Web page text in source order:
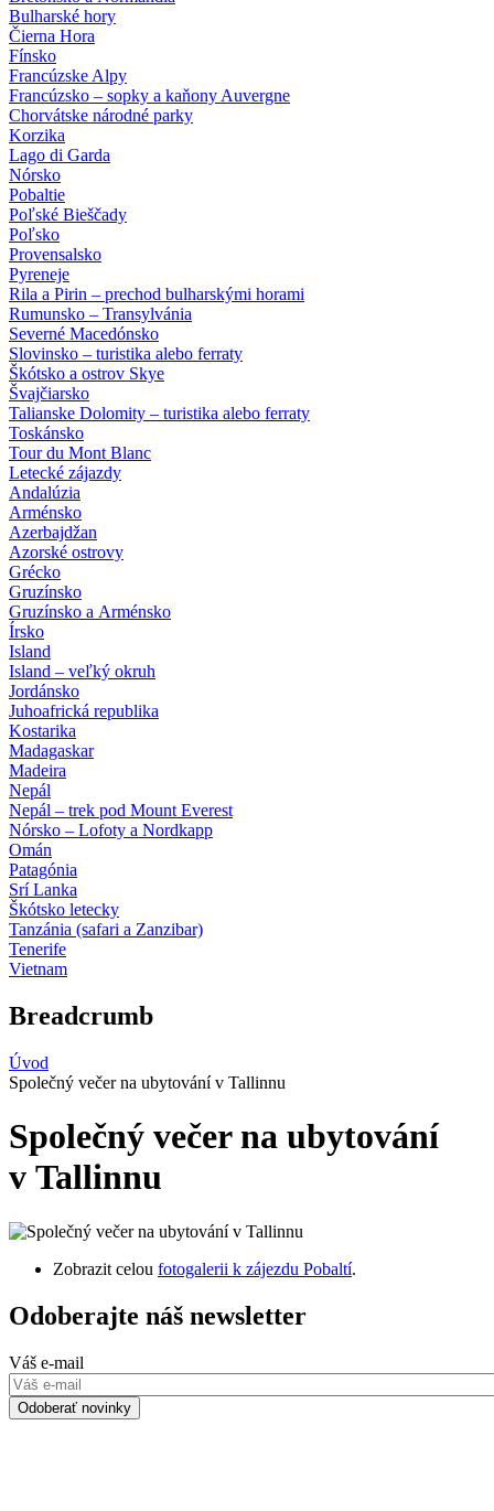
Bulharské hory
Čierna Hora
Fínsko
Francúzske Alpy
Francúzsko – sopky a kaňony Auvergne
Chorvátske národné parky
Korzika
Lago di Garda
Nórsko
Pobaltie
Poľské Bieščady
Poľsko
Provensalsko
Pyreneje
Rila a Pirin – prechod bulharskými horami
Rumunsko – Transylvánia
Severné Macedónsko
Slovinsko – turistika alebo ferraty
Škótsko a ostrov Skye
Švajčiarsko
Talianske Dolomity – turistika alebo ferraty
Toskánsko
Tour du Mont Blanc
Letecké zájazdy
Andalúzia
Arménsko
Azerbajdžan
Azorské ostrovy
Grécko
Gruzínsko
Gruzínsko a Arménsko
Írsko
Island
Island – veľký okruh
Jordánsko
Juhoafrická republika
Kostarika
Madagaskar
Madeira
Nepál
Nepál – trek pod Mount Everest
Nórsko – Lofoty a Nordkapp
Omán
Patagónia
Srí Lanka
Škótsko letecky
Tanzánia (safari a Zanzibar)
Tenerife
Vietnam
Breadcrumb
Úvod
Společný večer na ubytování v Tallinnu
Společný večer na ubytování
v Tallinnu
Zobrazit celou fotogalerii k zájezdu Pobaltí.
Odoberajte náš newsletter
Váš e-mail
Odoberať novinky